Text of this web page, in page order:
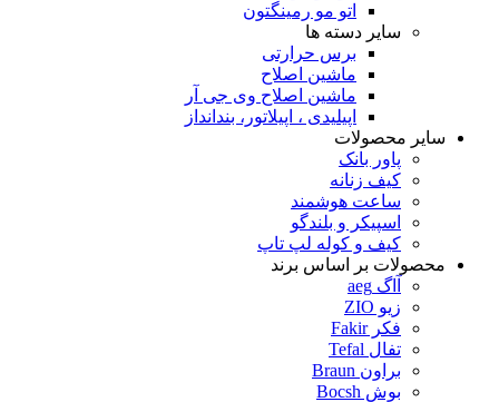
اتو مو رمینگتون
سایر دسته ها
برس حرارتی
ماشین اصلاح
ماشین اصلاح وی جی آر
اپیلیدی ، اپیلاتور، بندانداز
سایر محصولات
پاور بانک
کیف زنانه
ساعت هوشمند
اسپیکر و بلندگو
کیف و کوله لپ تاپ
محصولات بر اساس برند
آاگ aeg
زیو ZIO
فکر Fakir
تفال Tefal
براون Braun
بوش Bocsh